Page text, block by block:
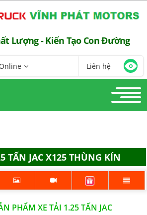
Lượng - Kiến Tạo Con Đường
Liên hệ
TẤN JAC X125 THÙNG KÍN
PHẨM XE TẢI 1.25 TẤN JAC